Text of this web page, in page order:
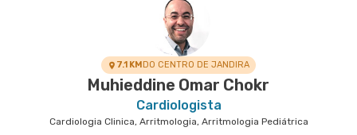
7.1 KMDO CENTRO DE JANDIRA
Muhieddine Omar Chokr
Cardiologista
Cardiologia Clinica, Arritmologia, Arritmologia Pediátrica